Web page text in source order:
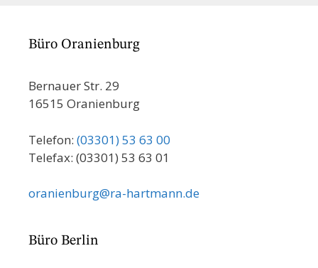
Büro Oranienburg
Bernauer Str. 29
16515 Oranienburg
Telefon: (03301) 53 63 00
Telefax: (03301) 53 63 01
oranienburg@ra-hartmann.de
Büro Berlin